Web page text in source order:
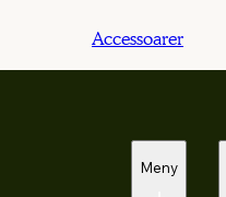
Accessoarer
Meny